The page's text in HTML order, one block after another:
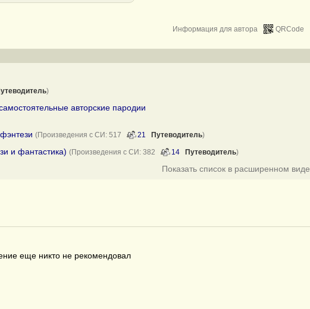
QRCode
Информация для автора
)
авторские пародии
(Произведения с СИ: 517 21 Путеводитель)
и фантастика) (Произведения с СИ: 382 14 Путеводитель)
Показать список в расширенном виде
еще никто не рекомендовал